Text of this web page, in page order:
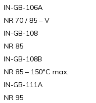
IN-GB-106A
NR 70 / 85 – V
IN-GB-108
NR 85
IN-GB-108B
NR 85 – 150°C max.
IN-GB-111A
NR 95